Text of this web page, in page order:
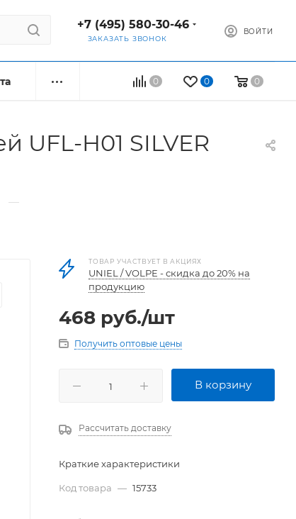
+7 (495) 580-30-46
ЗАКАЗАТЬ ЗВОНОК
ВОЙТИ
0 0 0
UFL-H01 SILVER
—
ТОВАР УЧАСТВУЕТ В АКЦИЯХ
UNIEL / VOLPE - скидка до 20% на
продукцию
468 руб./шт
Получить оптовые цены
В корзину
Рассчитать доставку
Краткие характеристики
Код товара — 15733